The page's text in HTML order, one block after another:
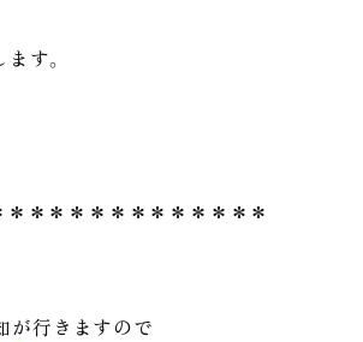
す。
＊＊＊＊＊＊＊＊＊＊＊＊
が行きますので